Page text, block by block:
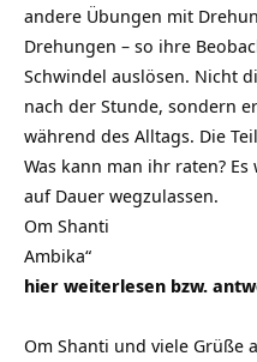
andere Übungen mit
Drehungen – so ihre
Schwindel auslösen. Nicht
nach der Stunde, sondern
während des Alltags. Die
Was kann man ihr raten?
auf Dauer wegzulassen.
Om Shanti
Ambika“
hier weiterlesen bzw.
Om Shanti und viele Grüße